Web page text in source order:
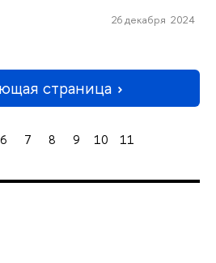
26 декабря 2024
страница
6 7 8 9 10 11